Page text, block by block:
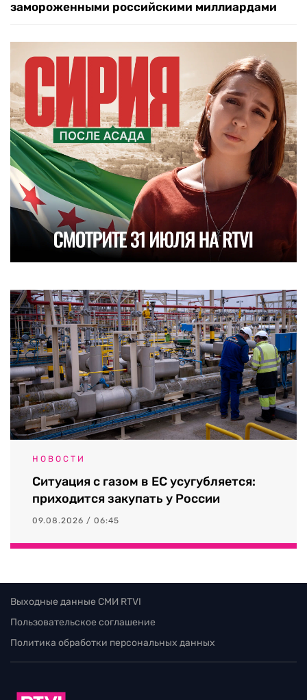
замороженными российскими миллиардами
НОВОСТИ
Ситуация с газом в ЕС усугубляется:
приходится закупать у России
09.08.2026 / 06:45
Выходные данные СМИ RTVI
Пользовательское соглашение
Политика обработки персональных данных